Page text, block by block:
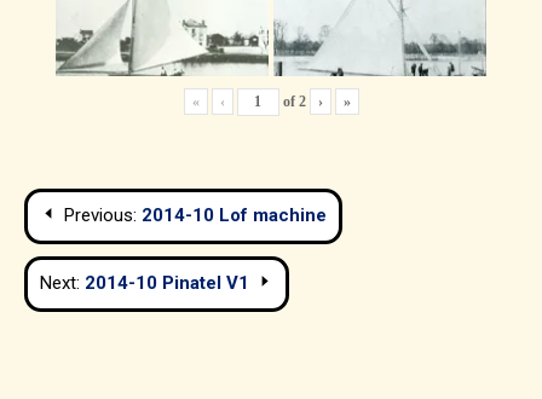
« ‹ of 2 › »
Navigation
de
l’article
Previous: 2014-10 Lof machine
Next: 2014-10 Pinatel V1